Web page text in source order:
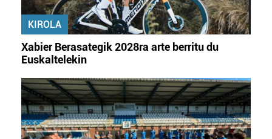
KIROLA
Xabier Berasategik 2028ra arte berritu du
Euskaltelekin